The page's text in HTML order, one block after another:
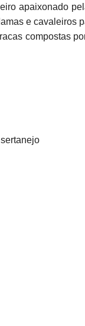
apaixonado
e
compostas